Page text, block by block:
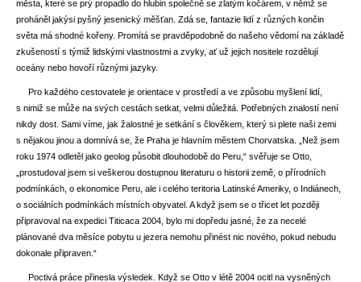
města, které se prý propadlo do hlubin společně se zlatým kočárem, v němž se
proháněl jakýsi pyšný jesenický měšťan. Zdá se, fantazie lidí z různých končin
světa má shodné kořeny. Promítá se pravděpodobně do našeho vědomí na základě
zkušeností s týmiž lidskými vlastnostmi a zvyky, ať už jejich nositele rozdělují
oceány nebo hovoří různými jazyky.
Pro každého cestovatele je orientace v prostředí a ve způsobu myšlení lidí,
s nimiž se může na svých cestách setkat, velmi důležitá. Potřebných znalostí není
nikdy dost. Sami víme, jak žalostné je setkání s člověkem, který si plete naši zemi
s nějakou jinou a domnívá se, že Praha je hlavním městem Chorvatska. „Než jsem
roku 1974 odletěl jako geolog působit dlouhodobě do Peru,“ svěřuje se Otto,
„prostudoval jsem si veškerou dostupnou literaturu o historii země, o přírodních
podmínkách, o ekonomice Peru, ale i celého teritoria Latinské Ameriky, o Indiánech,
o sociálních podmínkách místních obyvatel. A když jsem se o třicet let později
připravoval na expedici Titicaca 2004, bylo mi dopředu jasné, že za necelé
plánované dva měsíce pobytu u jezera nemohu přinést nic nového, pokud nebudu
dokonale připraven.“
Poctivá práce přinesla výsledek. Když se Otto v létě 2004 ocitl na vysněných